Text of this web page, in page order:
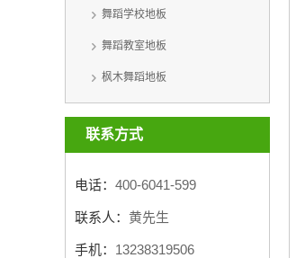
舞蹈学校地板
舞蹈教室地板
枫木舞蹈地板
联系方式
电话： 400-6041-599
联系人： 黄先生
手机： 13238319506